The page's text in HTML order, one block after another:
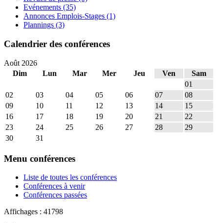
Evénements (35)
Annonces Emplois-Stages (1)
Plannings (3)
Calendrier des conférences
Août 2026
Dim
Lun Mar Mer Jeu Ven
Sam
01
02
03 04 05 06 07
08
09
10 11 12 13 14
15
16
17 18 19 20 21
22
23
24 25 26 27 28
29
30
31
Menu conférences
Liste de toutes les conférences
Conférences à venir
Conférences passées
Affichages : 41798